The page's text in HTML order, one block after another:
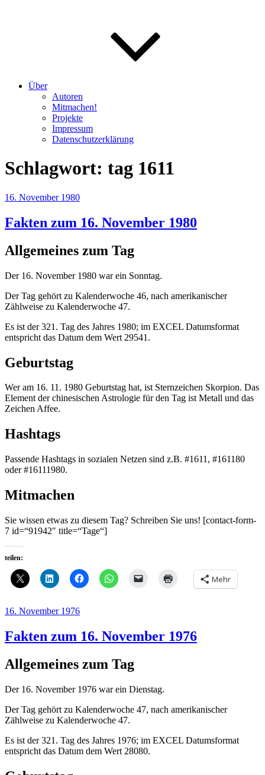
Über
Autoren
Mitmachen!
Projekte
Impressum
Datenschutzerklärung
Schlagwort: tag 1611
Veröffentlicht
16. November 1980
Fakten zum 16. November 1980
Allgemeines zum Tag
Der 16. November 1980 war ein Sonntag.
Der Tag gehört zu Kalenderwoche 46, nach amerikanischer
Zählweise zu Kalenderwoche 47.
Es ist der 321. Tag des Jahres 1980; im EXCEL Datumsformat
entspricht das Datum dem Wert 29541.
Geburtstag
Wer am 16. 11. 1980 Geburtstag hat, ist Sternzeichen Skorpion. Das
Element der chinesischen Astrologie für den Tag ist Metall und das
Zeichen Affee.
Hashtags
Passende Hashtags in sozialen Netzen sind z.B. #1611, #161180
oder #16111980.
Mitmachen
Sie wissen etwas zu diesem Tag? Schreiben Sie uns! [contact-form-
7 id=“91942″ title=“Tage“]
teilen:
Mehr
Veröffentlicht
16. November 1976
Fakten zum 16. November 1976
Allgemeines zum Tag
Der 16. November 1976 war ein Dienstag.
Der Tag gehört zu Kalenderwoche 47, nach amerikanischer
Zählweise zu Kalenderwoche 47.
Es ist der 321. Tag des Jahres 1976; im EXCEL Datumsformat
entspricht das Datum dem Wert 28080.